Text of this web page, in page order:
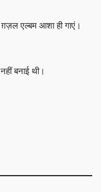
एल्बम आशा ही गाएं।
बनाई थी।